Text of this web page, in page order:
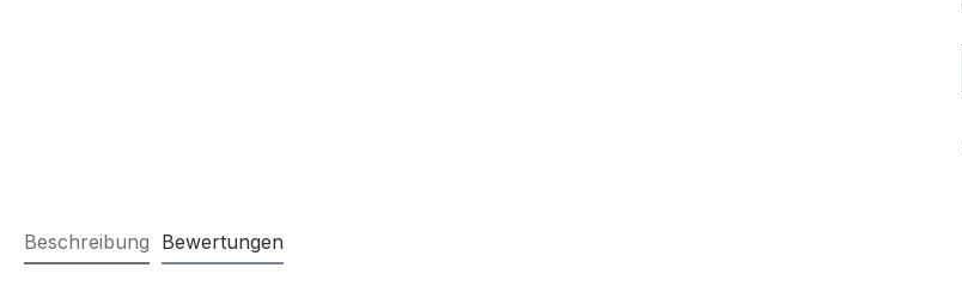
Beschreibung Bewertungen